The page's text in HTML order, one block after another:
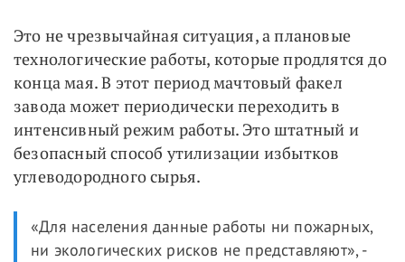
Это не чрезвычайная ситуация, а плановые
технологические работы, которые продлятся до
конца мая. В этот период мачтовый факел
завода может периодически переходить в
интенсивный режим работы. Это штатный и
безопасный способ утилизации избытков
углеводородного сырья.
«Для населения данные работы ни пожарных,
ни экологических рисков не представляют», -